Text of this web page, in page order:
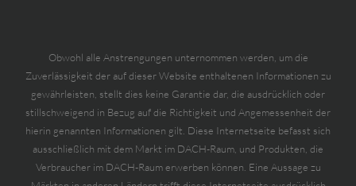
Obwohl alle Anstrengungen unternommen werden, um die
Zuverlässigkeit der auf dieser Website enthaltenen Informationen zu
gewährleisten, stellt dies keine Garantie dar, die ausdrücklich oder
stillschweigend in Bezug auf die Richtigkeit und Angemessenheit der
hierin genannten Informationen gilt. Diese Internetseite befasst sich
ausschließlich mit dem Markt im DACH-Raum, und Produkten, die
Verbraucher im DACH-Raum erwerben können. Eine Aussage zu